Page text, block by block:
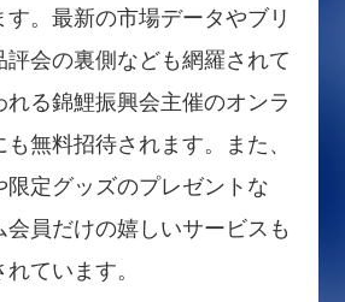
。最新の市場データやブリ
評会の裏側なども網羅されて
れる錦鯉振興会主催のオンラ
無料招待されます。また、
限定グッズのプレゼントな
会員だけの嬉しいサービスも
ています。